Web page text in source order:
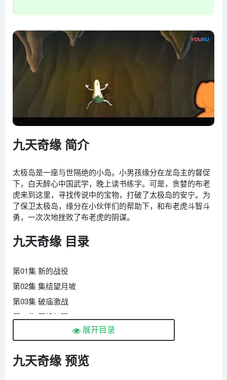
九天奇缘 简介
太极岛是一座与世隔绝的小岛。小男孩缘分在龙岛主的督促
下，白天醉心中国武学，晚上读书练字。可是，贪婪的布老
虎来到这里，寻找传说中的宝物，打破了太极岛的安宁。为
了保卫太极岛，缘分在小伙伴们的帮助下，和布老虎斗智斗
勇，一次次地挫败了布老虎的阴谋。
九天奇缘 目录
第01集 新的战役
第02集 集结望月坡
第03集 破庙激战
第04集 天机初现
第07集 危机重重
展开目录
九天奇缘 预览